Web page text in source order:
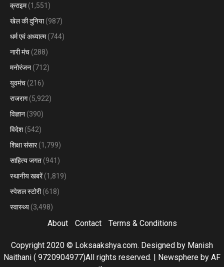
क्राइम(1,551)
खेल की दुनिया(987)
धर्म एवं अध्यात्म(744)
नारी मंच (288)
मनोरंजन (712)
युवमंच (216)
राजराग(5,922)
विज्ञान (390)
विदेश (542)
शिक्षा संसार(1,799)
साहित्य जगत (941)
स्थानीय खबरें(1,819)
स्पेशल स्टोरी(618)
स्वास्थ्य (3,498)
About Contact Terms & Conditions
Copyright 2020 © Loksaakshya.com. Designed by Manish
Naithani ( 9720904977)All rights reserved.
Newsphere by AF